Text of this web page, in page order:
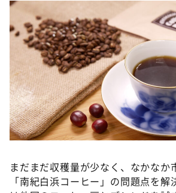
まだまだ収穫量が少なく、なかなか
「南紀白浜コーヒー」の問題点を解